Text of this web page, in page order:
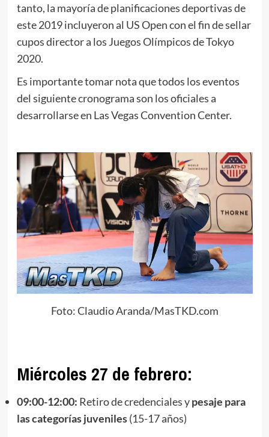
tanto, la mayoría de planificaciones deportivas de
este 2019 incluyeron al US Open con el fin de sellar
cupos director a los Juegos Olímpicos de Tokyo
2020.
Es importante tomar nota que todos los eventos
del siguiente cronograma son los oficiales a
desarrollarse en Las Vegas Convention Center.
Foto: Claudio Aranda/MasTKD.com
Miércoles 27 de febrero:
09:00-12:00: Retiro de credenciales ypesaje para
las categorías juveniles(15-17 años)